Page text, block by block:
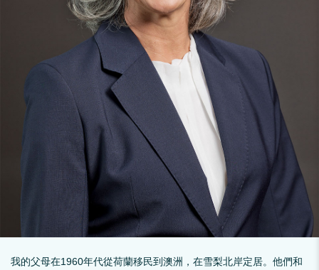
我的父母在1960年代從荷蘭移民到澳洲，在雪梨北岸定居。他們和